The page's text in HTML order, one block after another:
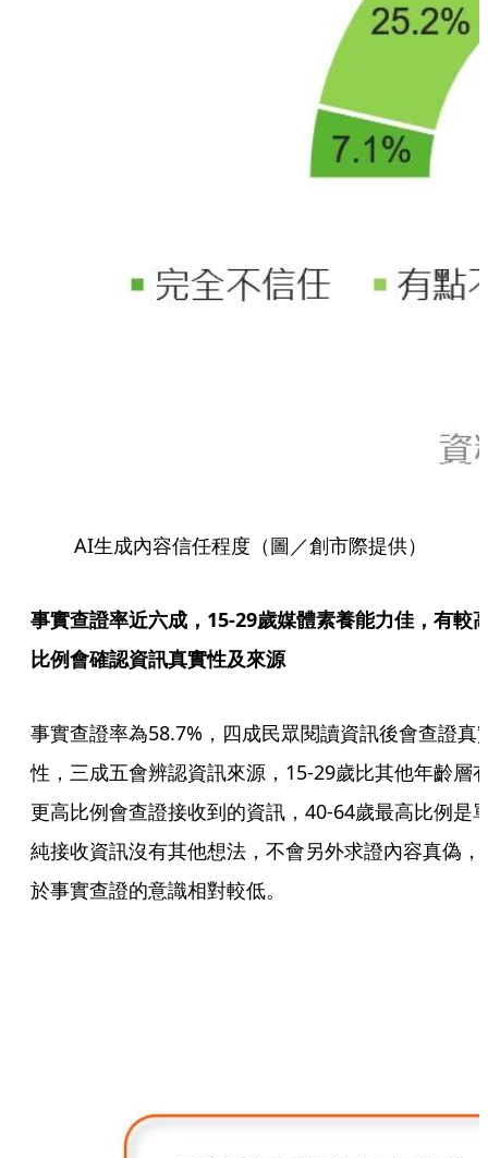
AI生成內容信任程度（圖／創市際提供）
事實查證率近六成，15-29歲媒體素養能力佳，有較
比例會確認資訊真實性及來源
事實查證率為58.7%，四成民眾閱讀資訊後會查證真
性，三成五會辨認資訊來源，15-29歲比其他年齡層
更高比例會查證接收到的資訊，40-64歲最高比例是
純接收資訊沒有其他想法，不會另外求證內容真偽，
於事實查證的意識相對較低。